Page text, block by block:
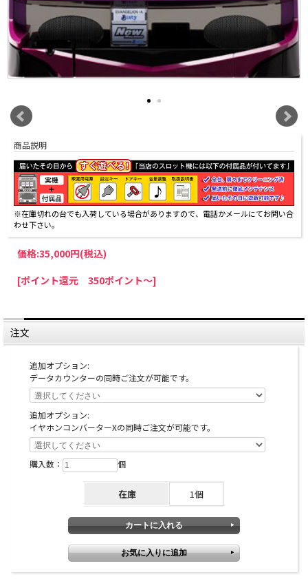
商品説明
※在庫切れの台でも入荷している場合がありますので、電話かメールにてお問い合
わせ下さい。
価格:35,000円(税込)
[ポイント還元 350ポイント～]
注文
追加オプション:
データカウンターの同時ご注文が可能です。
追加オプション:
イヤホンコンバーターXの同時ご注文が可能です。
購入数： 個
在庫 1個